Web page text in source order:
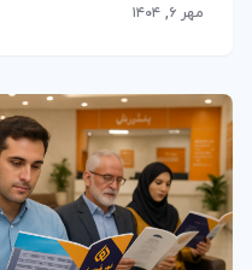
مهر ۶, ۱۴۰۴